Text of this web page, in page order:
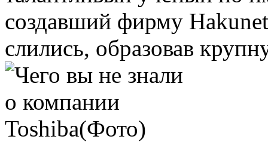
создавший фирму
слились, образовав